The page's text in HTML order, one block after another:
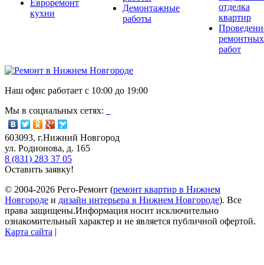
Евроремонт
кухни
Демонтажные
работы
отделка
квартир
ремонтных
работ
Наш офис работает с 10:00 до 19:00
Мы в социальных сетях:
603093, г.Нижний Новгород
ул. Родионова, д. 165
8 (831) 283 37 05
Оставить заявку!
© 2004-2026 Рего-Ремонт (ремонт квартир в Нижнем
Новгороде и дизайн интерьера в Нижнем Новгороде). Все
права защищены.Информация носит исключительно
ознакомительный характер и не является публичной офертой.
Карта сайта |